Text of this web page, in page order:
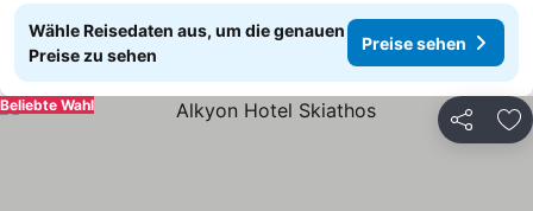
Wähle Reisedaten aus, um die genauen
Preise zu sehen
Preise sehen
Teilen
Beliebte Wahl